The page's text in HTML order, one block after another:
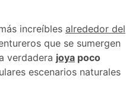
increíbles alrededor del
que se sumergen
verdadera joya poco
escenarios naturales